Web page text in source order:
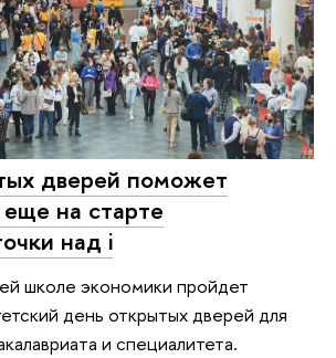
дверей поможет
на старте
над i
школе экономики пройдет
день открытых дверей для
и специалитета.